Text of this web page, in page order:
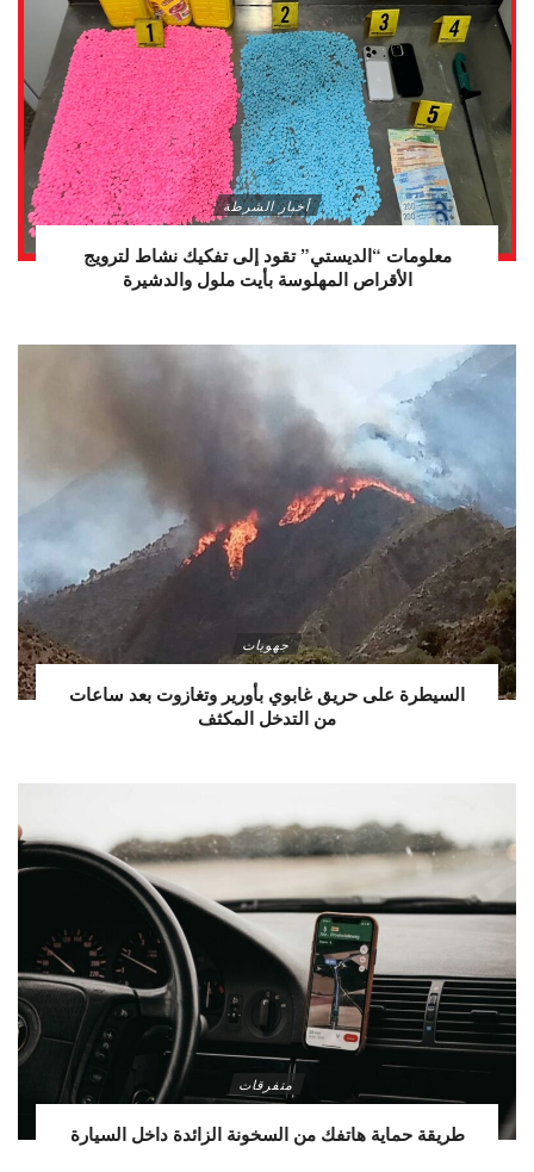
أخبار الشرطة
معلومات “الديستي” تقود إلى تفكيك نشاط لترويج
الأقراص المهلوسة بأيت ملول والدشيرة
جهويات
السيطرة على حريق غابوي بأورير وتغازوت بعد ساعات
من التدخل المكثف
متفرقات
طريقة حماية هاتفك من السخونة الزائدة داخل السيارة